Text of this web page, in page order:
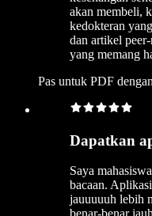
akan membeli,
kedokteran
dan artikel
yang memang
Pas untuk PDF
Dapatkan
Saya
bacaan.
jauuuuuh lebih